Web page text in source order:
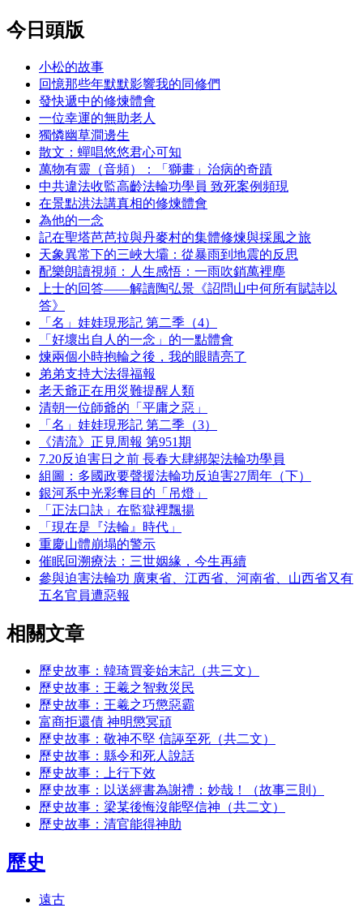
今日頭版
小松的故事
回憶那些年默默影響我的同修們
發快遞中的修煉體會
一位幸運的無助老人
獨憐幽草澗邊生
散文：蟬唱悠悠君心可知
萬物有靈（音頻）：「獅畫」治病的奇蹟
中共違法收監高齡法輪功學員 致死案例頻現
在景點洪法講真相的修煉體會
為他的一念
記在聖塔芭芭拉與丹麥村的集體修煉與採風之旅
天象異常下的三峽大壩：從暴雨到地震的反思
配樂朗讀視頻：人生感悟：一雨吹銷萬裡塵
上士的回答——解讀陶弘景《詔問山中何所有賦詩以
答》
「名」娃娃現形記 第二季（4）
「好壞出自人的一念」的一點體會
煉兩個小時抱輪之後，我的眼睛亮了
弟弟支持大法得福報
老天爺正在用災難提醒人類
清朝一位師爺的「平庸之惡」
「名」娃娃現形記 第二季（3）
《清流》正見周報 第951期
7.20反迫害日之前 長春大肆綁架法輪功學員
組圖：多國政要聲援法輪功反迫害27周年（下）
銀河系中光彩奪目的「吊燈」
「正法口訣」在監獄裡飄揚
「現在是『法輪』時代」
重慶山體崩塌的警示
催眠回溯療法：三世姻緣，今生再續
參與迫害法輪功 廣東省、江西省、河南省、山西省又有
五名官員遭惡報
相關文章
歷史故事：韓琦買妾始末記（共三文）
歷史故事：王羲之智救災民
歷史故事：王羲之巧懲惡霸
富商拒還債 神明懲冥頑
歷史故事：敬神不堅 信誣至死（共二文）
歷史故事：縣令和死人說話
歷史故事：上行下效
歷史故事：以送經書為謝禮：妙哉！（故事三則）
歷史故事：梁某後悔沒能堅信神（共二文）
歷史故事：清官能得神助
歷史
遠古